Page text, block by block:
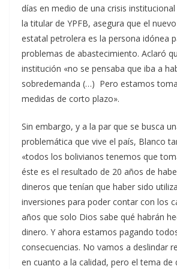
días en medio de una crisis
la titular de YPFB, asegura que el
estatal petrolera es la persona idónea
problemas de abastecimiento. Aclaró
institución «no se pensaba que iba a
sobredemanda (…) Pero estamos
medidas de corto plazo».
Sin embargo, y a la par que se busca
problemática que vive el país, Blanco
«todos los bolivianos tenemos que
éste es el resultado de 20 años de
dineros que tenían que haber sido
inversiones para poder contar con los
años que solo Dios sabe qué habrán
dinero. Y ahora estamos pagando
consecuencias. No vamos a deslindar
en cuanto a la calidad, pero el tema de